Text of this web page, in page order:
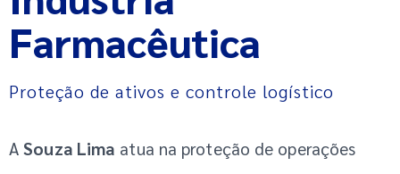
Farmacêutica
Proteção de ativos e controle logístico
ASouza Lima atua na proteção de operações